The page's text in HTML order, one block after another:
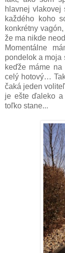
hlavnej vlakovej
každého koho
konkrétny
že ma nikde
Momentálne
pondelok a moja
keďže máme
celý hotový…
čaká jeden
je ešte ďaleko
toľko stane...